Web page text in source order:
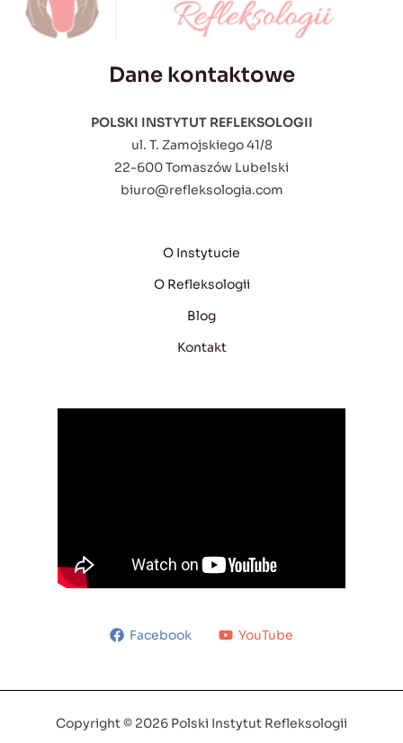
Dane kontaktowe
POLSKI INSTYTUT REFLEKSOLOGII
ul. T. Zamojskiego 41/8
22-600 Tomaszów Lubelski
biuro@refleksologia.com
O Instytucie
O Refleksologii
Blog
Kontakt
Facebook YouTube
Copyright © 2026 Polski Instytut Refleksologii